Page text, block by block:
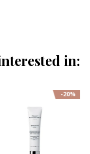
in:
-20%